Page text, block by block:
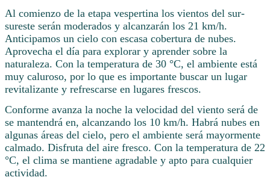
Al comienzo de la etapa vespertina los vientos del sur-
sureste serán moderados y alcanzarán los 21 km/h.
Anticipamos un cielo con escasa cobertura de nubes.
Aprovecha el día para explorar y aprender sobre la
naturaleza. Con la temperatura de 30 °C, el ambiente está
muy caluroso, por lo que es importante buscar un lugar
revitalizante y refrescarse en lugares frescos.
Conforme avanza la noche la velocidad del viento será de
se mantendrá en, alcanzando los 10 km/h. Habrá nubes en
algunas áreas del cielo, pero el ambiente será mayormente
calmado. Disfruta del aire fresco. Con la temperatura de 22
°C, el clima se mantiene agradable y apto para cualquier
actividad.